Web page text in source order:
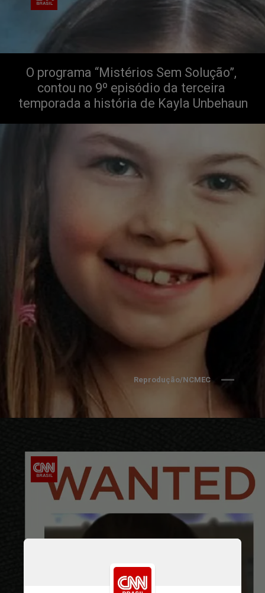
O programa “Mistérios Sem Solução”,
contou no 9º episódio da terceira
temporada a história de Kayla Unbehaun
Reprodução/NCMEC